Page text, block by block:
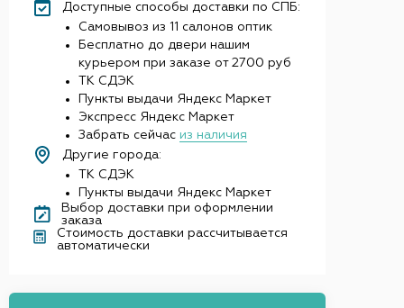
Доступные способы доставки по СПБ:
Самовывоз из 11 салонов оптик
Бесплатно до двери нашим
курьером при заказе от 2700 руб
ТК СДЭК
Пункты выдачи Яндекс Маркет
Экспресс Яндекс Маркет
Забрать сейчас из наличия
Другие города:
ТК СДЭК
Пункты выдачи Яндекс Маркет
Выбор доставки при оформлении
заказа
Стоимость доставки рассчитывается
автоматически